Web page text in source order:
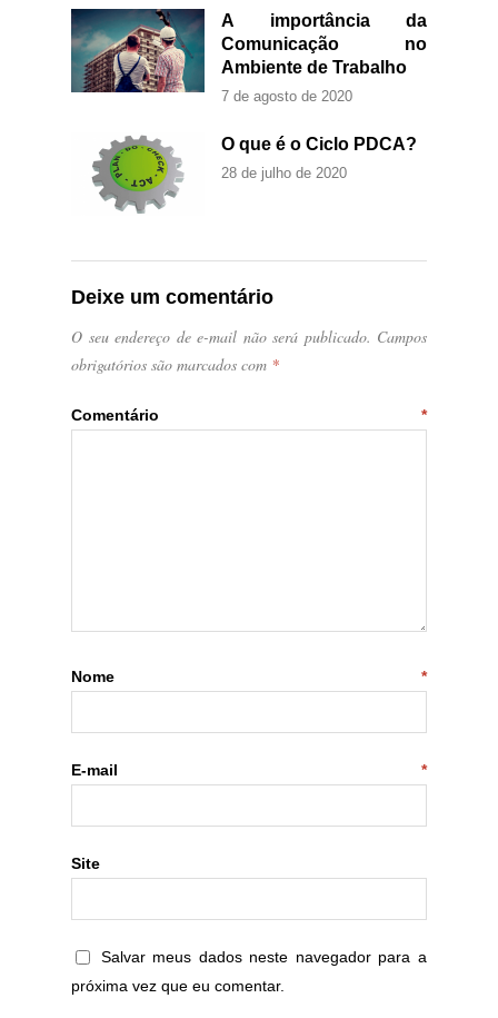
A importância da
Comunicação no
Ambiente de Trabalho
7 de agosto de 2020
O que é o Ciclo PDCA?
28 de julho de 2020
Deixe um comentário
O seu endereço de e-mail não será publicado. Campos
obrigatórios são marcados com *
Comentário *
Nome *
E-mail *
Site
Salvar meus dados neste navegador para a
próxima vez que eu comentar.